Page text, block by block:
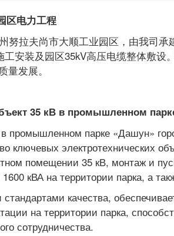
区电力工程
拉夫尚市大顺工业园区，由我司承
工安装及园区35kV高压电缆整体敷
量发展。
35 кВ в промышленном
парке «Дашун»
ключевых электротехнических
помещении 35 кВ, монтаж и
кВА на территории парка, а
качества,
на территории парка,
сотрудничества.